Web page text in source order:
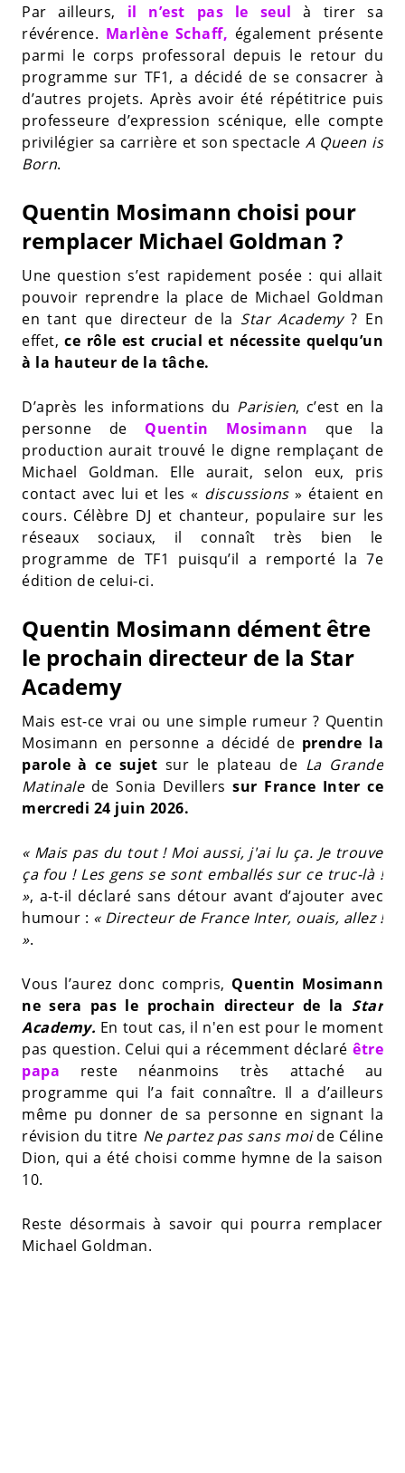
Par ailleurs, il n’est pas le seul à tirer sa
révérence. Marlène Schaff, également présente
parmi le corps professoral depuis le retour du
programme sur TF1, a décidé de se consacrer à
d’autres projets. Après avoir été répétitrice puis
professeure d’expression scénique, elle compte
privilégier sa carrière et son spectacle A Queen is
Born.
Quentin Mosimann choisi pour
remplacer Michael Goldman ?
Une question s’est rapidement posée : qui allait
pouvoir reprendre la place de Michael Goldman
en tant que directeur de la Star Academy? En
effet,ce rôle est crucial et nécessite quelqu’un
à la hauteur de la tâche.
D’après les informations du Parisien, c’est en la
personne de Quentin Mosimann que la
production aurait trouvé le digne remplaçant de
Michael Goldman. Elle aurait, selon eux, pris
contact avec lui et les « discussions » étaient en
cours. Célèbre DJ et chanteur, populaire sur les
réseaux sociaux, il connaît très bien le
programme de TF1 puisqu’il a remporté la 7e
édition de celui-ci.
Quentin Mosimann dément être
le prochain directeur de la Star
Academy
Mais est-ce vrai ou une simple rumeur ? Quentin
Mosimann en personne a décidé de prendre la
parole à ce sujet sur le plateau de La Grande
Matinalede Sonia Devillerssur France Inter ce
mercredi 24 juin 2026.
« Mais pas du tout ! Moi aussi, j'ai lu ça. Je trouve
ça fou ! Les gens se sont emballés sur ce truc-là !
», a-t-il déclaré sans détour avant d’ajouter avec
humour : « Directeur de France Inter, ouais, allez !
».
Vous l’aurez donc compris, Quentin Mosimann
ne sera pas le prochain directeur de la Star
Academy. En tout cas, il n'en est pour le moment
pas question. Celui qui a récemment déclaré être
papa reste néanmoins très attaché au
programme qui l’a fait connaître. Il a d’ailleurs
même pu donner de sa personne en signant la
révision du titre Ne partez pas sans moide Céline
Dion, qui a été choisi comme hymne de la saison
10.
Reste désormais à savoir qui pourra remplacer
Michael Goldman.